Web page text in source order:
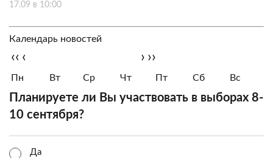
17.09 в 10:00
Календарь новостей
‹‹ ‹ › ››
Пн Вт Ср Чт Пт Сб Вс
Планируете ли Вы участвовать в выборах 8-
10 сентября?
Да